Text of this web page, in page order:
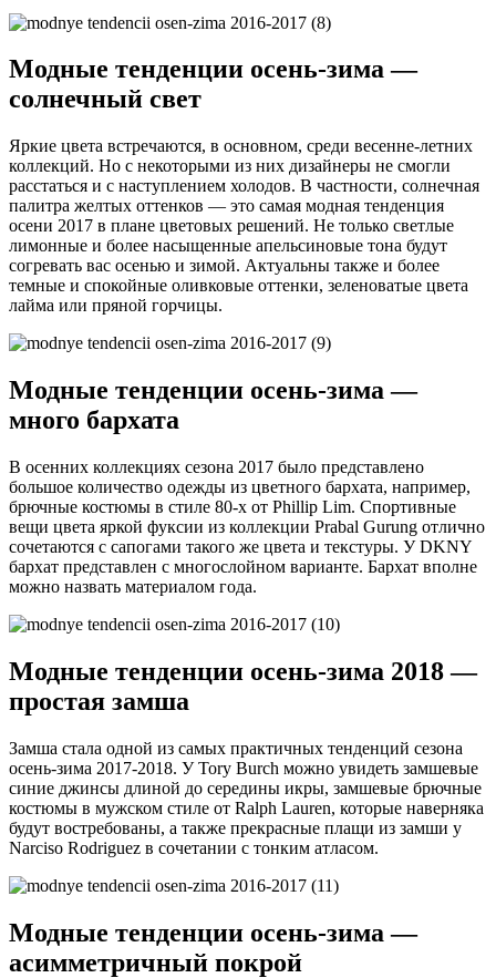
Модные тенденции осень-зима —
солнечный свет
Яркие цвета встречаются, в основном, среди весенне-летних
коллекций. Но с некоторыми из них дизайнеры не смогли
расстаться и с наступлением холодов. В частности, солнечная
палитра желтых оттенков — это самая модная тенденция
осени 2017 в плане цветовых решений. Не только светлые
лимонные и более насыщенные апельсиновые тона будут
согревать вас осенью и зимой. Актуальны также и более
темные и спокойные оливковые оттенки, зеленоватые цвета
лайма или пряной горчицы.
Модные тенденции осень-зима —
много бархата
В осенних коллекциях сезона 2017 было представлено
большое количество одежды из цветного бархата, например,
брючные костюмы в стиле 80-х от Phillip Lim. Спортивные
вещи цвета яркой фуксии из коллекции Prabal Gurung отлично
сочетаются с сапогами такого же цвета и текстуры. У DKNY
бархат представлен с многослойном варианте. Бархат вполне
можно назвать материалом года.
Модные тенденции осень-зима 2018 —
простая замша
Замша стала одной из самых практичных тенденций сезона
осень-зима 2017-2018. У Tory Burch можно увидеть замшевые
синие джинсы длиной до середины икры, замшевые брючные
костюмы в мужском стиле от Ralph Lauren, которые наверняка
будут востребованы, а также прекрасные плащи из замши у
Narciso Rodriguez в сочетании с тонким атласом.
Модные тенденции осень-зима —
асимметричный покрой